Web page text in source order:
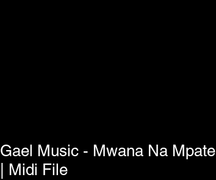
Gael Music - Mwana Na Mpate
| Midi File